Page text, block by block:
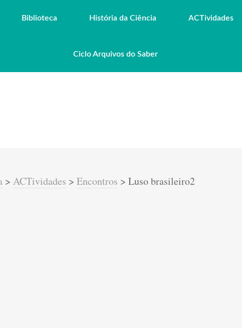
Biblioteca História da Ciência ACTividades
Ciclo Arquivos do Saber
> ACTividades > Encontros > Luso brasileiro2